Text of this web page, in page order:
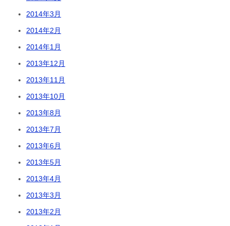
2014年3月
2014年2月
2014年1月
2013年12月
2013年11月
2013年10月
2013年8月
2013年7月
2013年6月
2013年5月
2013年4月
2013年3月
2013年2月